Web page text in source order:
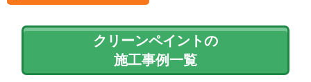
クリーンペイントの
施工事例一覧